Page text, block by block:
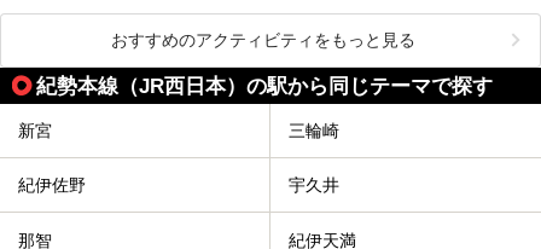
おすすめのアクティビティをもっと見る
紀勢本線（JR西日本）の駅から同じテーマで探す
新宮 三輪崎
紀伊佐野 宇久井
那智 紀伊天満